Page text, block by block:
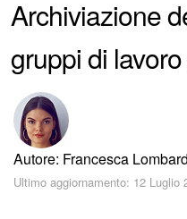
Supporto Bitrix24
Registrazione e
Piani e pagamento
Sicurezza in
Archiviazione
gruppi di
Autore: Francesca
Ultimo aggiornamento: 12 Luglio